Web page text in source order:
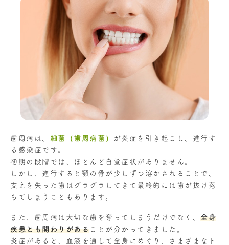
歯周病は、 細菌（歯周病菌）
が炎症を引き起こし、進行す
る感染症です。
初期の段階では、ほとんど自覚症状がありません。
しかし、進行すると顎の骨が少しずつ溶かされることで、
支えを失った歯はグラグラしてきて最終的には歯が抜け落
ちてしまうこともあります。
また、歯周病は大切な歯を奪ってしまうだけでなく、 全身
疾患とも関わりがある ことが分かってきました。
炎症があると、血液を通して全身にめぐり、さまざまなト